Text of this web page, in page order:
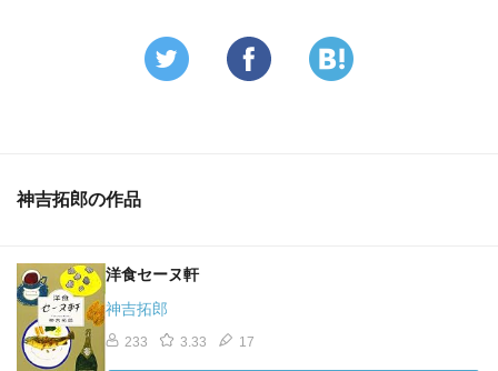
神吉拓郎の作品
洋食セーヌ軒
神吉拓郎
233 3.33 17